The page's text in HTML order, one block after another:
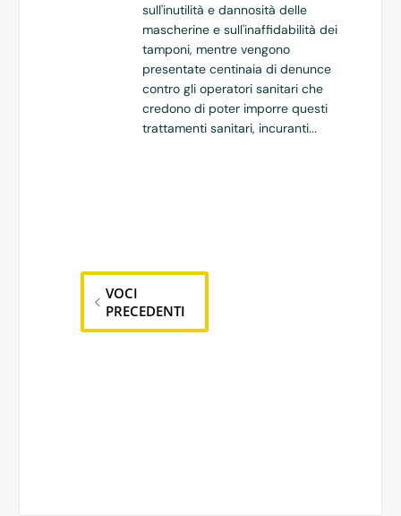
sull'inutilità e dannosità delle
mascherine e sull'inaffidabilità dei
tamponi, mentre vengono
presentate centinaia di denunce
contro gli operatori sanitari che
credono di poter imporre questi
trattamenti sanitari, incuranti...
VOCI
PRECEDENTI